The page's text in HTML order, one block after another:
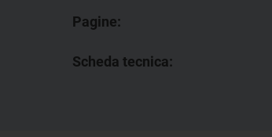
Pagine:
Scheda tecnica: